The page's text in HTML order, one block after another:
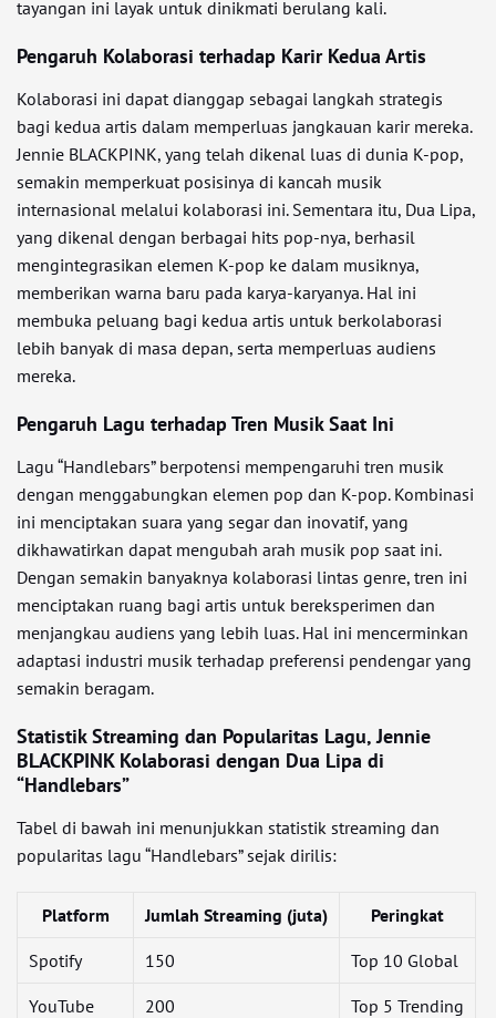
tayangan ini layak untuk dinikmati berulang kali.
Pengaruh Kolaborasi terhadap Karir Kedua Artis
Kolaborasi ini dapat dianggap sebagai langkah strategis
bagi kedua artis dalam memperluas jangkauan karir mereka.
Jennie BLACKPINK, yang telah dikenal luas di dunia K-pop,
semakin memperkuat posisinya di kancah musik
internasional melalui kolaborasi ini. Sementara itu, Dua Lipa,
yang dikenal dengan berbagai hits pop-nya, berhasil
mengintegrasikan elemen K-pop ke dalam musiknya,
memberikan warna baru pada karya-karyanya. Hal ini
membuka peluang bagi kedua artis untuk berkolaborasi
lebih banyak di masa depan, serta memperluas audiens
mereka.
Pengaruh Lagu terhadap Tren Musik Saat Ini
Lagu “Handlebars” berpotensi mempengaruhi tren musik
dengan menggabungkan elemen pop dan K-pop. Kombinasi
ini menciptakan suara yang segar dan inovatif, yang
dikhawatirkan dapat mengubah arah musik pop saat ini.
Dengan semakin banyaknya kolaborasi lintas genre, tren ini
menciptakan ruang bagi artis untuk bereksperimen dan
menjangkau audiens yang lebih luas. Hal ini mencerminkan
adaptasi industri musik terhadap preferensi pendengar yang
semakin beragam.
Statistik Streaming dan Popularitas Lagu, Jennie
BLACKPINK Kolaborasi dengan Dua Lipa di
“Handlebars”
Tabel di bawah ini menunjukkan statistik streaming dan
popularitas lagu “Handlebars” sejak dirilis:
Platform Jumlah Streaming (juta) Peringkat
Spotify 150 Top 10 Global
YouTube 200 Top 5 Trending